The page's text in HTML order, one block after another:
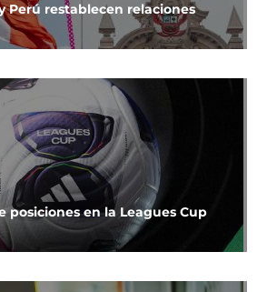
Perú restablecen relaciones
posiciones en la Leagues Cup